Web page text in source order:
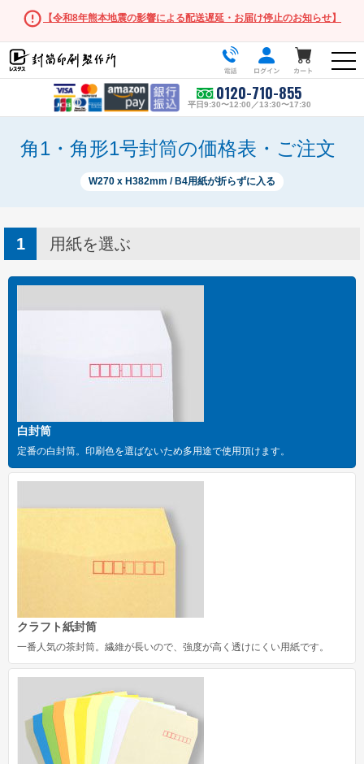
【令和8年熊本地震の影響による配送遅延・お届け停止のお知らせ】
0120-710-855
平日9:30〜12:00／13:30〜17:30
長形3号
長形3号窓付き
洋長形3号窓付き
長形1号
長形2号
洋形2号タテ
長形4号窓付き
洋形4号タテ窓付き
洋形5号タテ
長形6号窓付き
長形30号
角1・角形1号封筒の価格表・ご注文
W270 x H382mm / B4用紙が折らずに入る
用紙を選ぶ
白封筒
定番の白封筒。印刷色を選ばないため多用途で使用頂けます。
クラフト紙封筒
一番人気の茶封筒。繊維が長いので、強度が高く透けにくい用紙です。